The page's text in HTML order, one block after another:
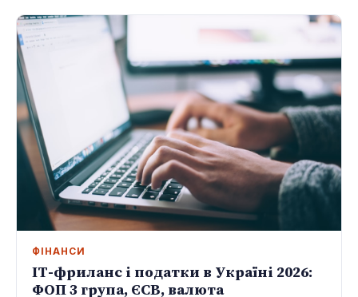
ФІНАНСИ
ІТ-фриланс і податки в Україні 2026:
ФОП 3 група, ЄСВ, валюта